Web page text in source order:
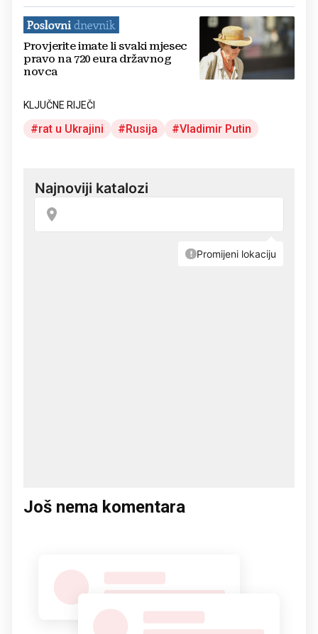
Provjerite imate li svaki mjesec
pravo na 720 eura državnog
novca
KLJUČNE RIJEČI
rat u Ukrajini Rusija Vladimir Putin
Još nema komentara